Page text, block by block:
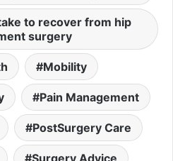
to recover from hip
surgery
Mobility
Pain Management
PostSurgery Care